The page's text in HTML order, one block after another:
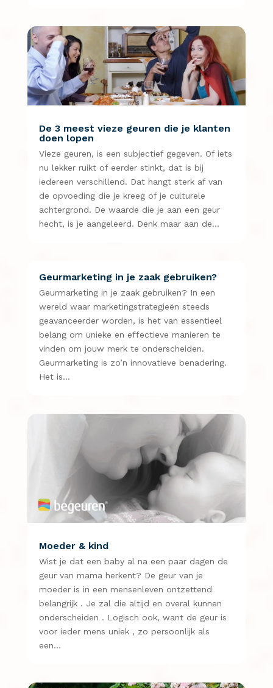
De 3 meest vieze geuren die je klanten
doen lopen
Vieze geuren, is een subjectief gegeven. Of iets
nu lekker ruikt of eerder stinkt, dat is bij
iedereen verschillend. Dat hangt sterk af van
de opvoeding die je kreeg of je culturele
achtergrond. De waarde die je aan een geur
hecht, is je aangeleerd. Denk maar aan de…
Geurmarketing in je zaak gebruiken?
Geurmarketing in je zaak gebruiken? In een
wereld waar marketingstrategieën steeds
geavanceerder worden, is het van essentieel
belang om unieke en effectieve manieren te
vinden om jouw merk te onderscheiden.
Geurmarketing is zo’n innovatieve benadering.
Het is…
Moeder & kind
Wist je dat een baby al na een paar dagen de
geur van mama herkent? De geur van je
moeder is in een mensenleven ontzettend
belangrijk . Je zal die altijd en overal kunnen
onderscheiden . Logisch ook, want de geur is
voor ieder mens uniek , zo persoonlijk als
een…